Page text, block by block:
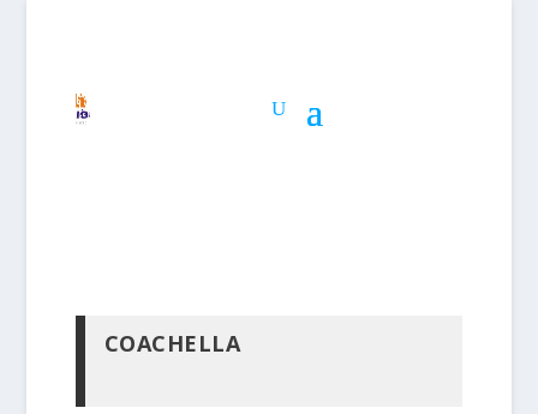
COACHELLA